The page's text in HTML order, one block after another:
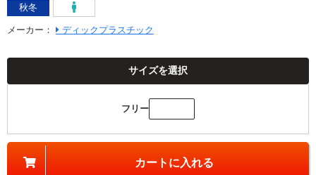
秋冬
メーカー ： ディックプラスチック
サイズを選択
フリー
カートに入れる